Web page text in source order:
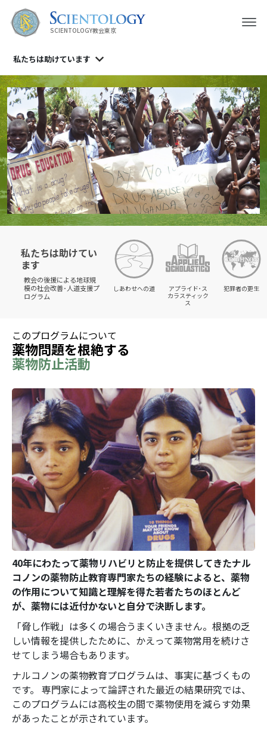
SCIENTOLOGY教会東京
私たちは助けています
私たちは助けてい
ます
教会の後援による地球規
模の社会改善･人道支援プ
ログラム
しあわせへの道
アプライド･ス
カラスティック
ス
犯罪者の更生
このプログラムについて
薬物問題を根絶する
薬物防止活動
40年にわたって薬物リハビリと防止を提供してきたナル
コノンの薬物防止教育専門家たちの経験によると、薬物
の作用について知識と理解を得た若者たちのほとんど
が、薬物には近付かないと自分で決断します。
「脅し作戦」は多くの場合うまくいきません。根拠の乏
しい情報を提供したために、かえって薬物常用を続けさ
せてしまう場合もあります。
ナルコノンの薬物教育プログラムは、事実に基づくもの
です。 専門家によって論評された最近の結果研究では、
このプログラムには高校生の間で薬物使用を減らす効果
があったことが示されています。